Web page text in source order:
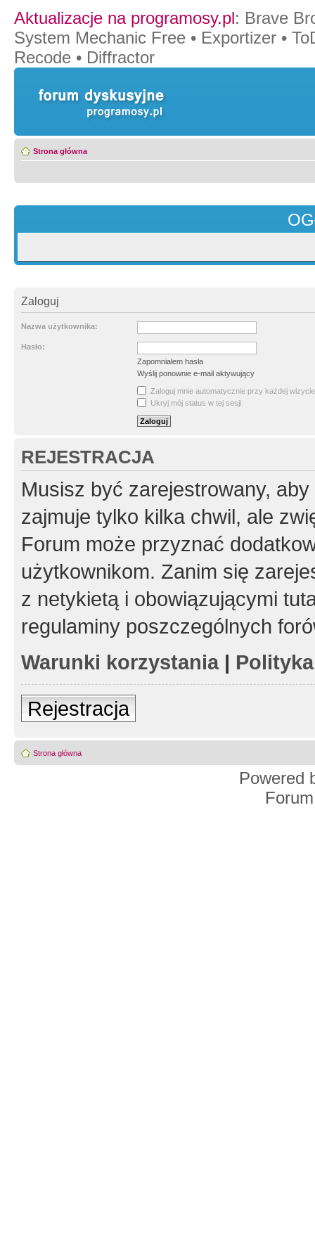
Aktualizacje na programosy.pl: Brave
System Mechanic Free • Exportizer •
Recode • Diffractor
Strona główna
Zaloguj
Nazwa użytkownika:
Hasło:
Zapomniałem hasła
Wyślij ponownie e-mail aktywujący
Zaloguj mnie automatycznie przy każdej wizycie
Ukryj mój status w tej sesji
REJESTRACJA
Musisz być zarejestrowany,
zajmuje tylko kilka chwil, ale
Forum może przyznać
użytkownikom. Zanim się
z netykietą i obowiązującymi
regulaminy poszczególnych
Warunki korzystania|
Rejestracja
Strona główna
Powered